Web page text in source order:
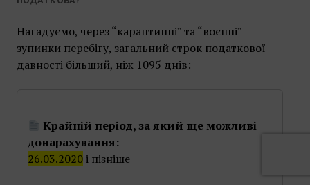
Нагадуємо, через “карантинні” та “воєнні”
зупинки перебігу, загальний строк податкової
давності більший, ніж 1095 днів:
Крайній період, за який ще можливі
донарахування:
26.03.2020і пізніше